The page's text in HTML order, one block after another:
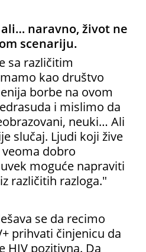
naravno, život ne
scenariju.
sa različitim
kao društvo
borbe na ovom
i mislimo da
neuki… Ali
slučaj. Ljudi koji žive
dobro
moguće napraviti
različitih razloga."
se da recimo
prihvati činjenicu da
HIV pozitivna. Da